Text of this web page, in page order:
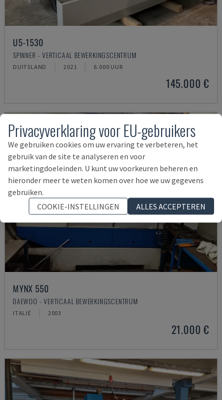
U5-1530
SPINNER - VERTICAAL BEWERKINGSCENTRUM
DUITSLAND 2021 6.000 UUR
145.000 €
MYNX 550
DAEWOO - VERTICAAL BEWERKINGSCENTRUM
ITALIË 2003
21.000 €
Privacyverklaring voor EU-gebruikers
We gebruiken cookies om uw ervaring te verbeteren, het
gebruik van de site te analyseren en voor
marketingdoeleinden. U kunt uw voorkeuren beheren en
hieronder meer te weten komen over hoe we uw gegevens
gebruiken.
COOKIE-INSTELLINGEN
ALLES ACCEPTEREN